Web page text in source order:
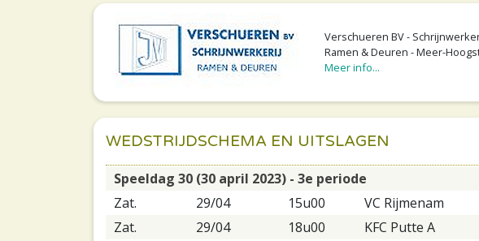
Verschueren BV -
Ramen & Deuren - Meer-
Meer info...
WEDSTRIJDSCHEMA EN UITSLAGEN
Speeldag 30 (30 april 2023) - 3e periode
Zat.
29/04 15u00 VC Rijmenam
Zat.
29/04 18u00 KFC Putte A